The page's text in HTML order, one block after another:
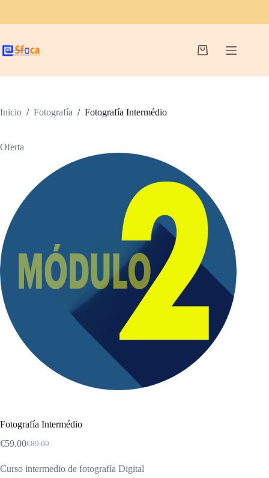
contenido
Carro
compra
Inicio / Fotografía / Fotografía Intermédio
Oferta
Fotografía Intermédio
€89.00
El
original
€59.00El
actual
Curso intermedio de fotografía Digital